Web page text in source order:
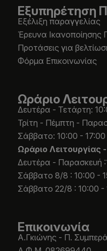
Εξυπηρέτηση
Εξέλιξη παραγγελίας
Έρευνα
Προτάσεις για
Φόρμα Επικοινωνίας
Ωράριο
Δευτέρα - Τετάρτη:
Τρίτη - Πέμπτη -
Σάββατο: 10:00 - 17:00
Ωράριο Λειτουργίας -
Δευτέρα - Παρασκευή
Σάββατο 8/8 : 10:00 -
Σάββατο 22/8 : 10:00 -
Επικοινωνία
Α.Γκιώνης - Π.